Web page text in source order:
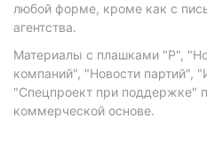
любой форме, кроме как с
агентства.
Материалы с плашками "Р",
компаний", "Новости партий",
"Спецпроект при поддержке"
коммерческой основе.